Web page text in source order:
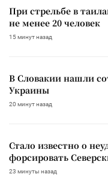
При стрельбе в
не менее 20 человек
15 минут назад
В Словакии нашли
Украины
20 минут назад
Стало известно о
форсировать
23 минуты назад